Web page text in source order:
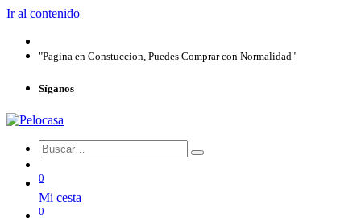
Ir al contenido
"Pagina en Constuccion, Puedes Comprar con Normalidad"
Síganos
0
Mi cesta
0